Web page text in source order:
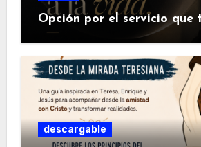
Opción por el servicio que
descargable